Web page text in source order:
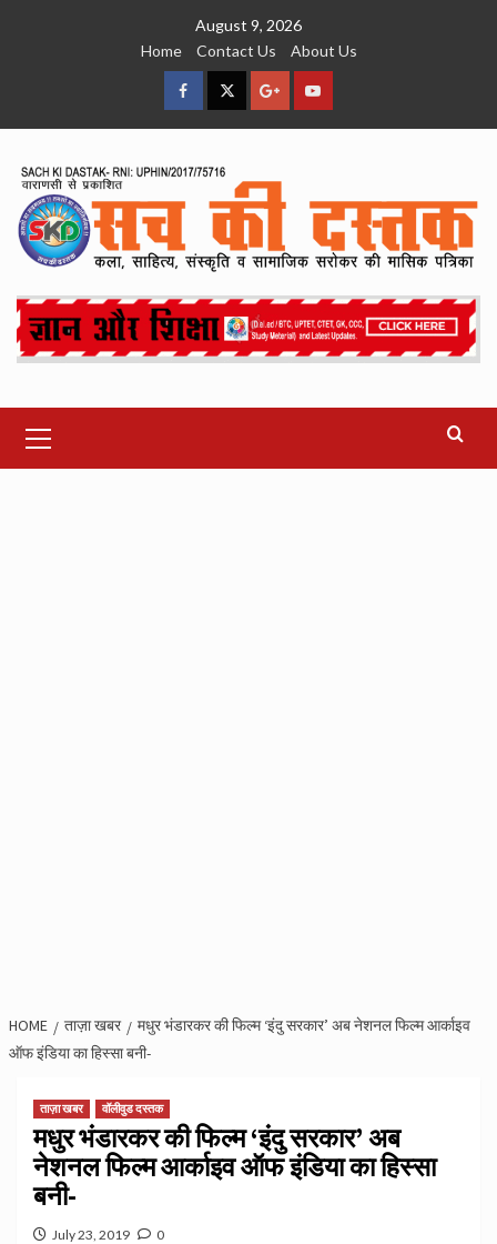
August 9, 2026
Home
Contact Us About Us
facebookTwitterGoogleYouTube
Menu
HOME ताज़ा खबर
मधुर भंडारकर की फिल्‍म ‘इंदु सरकार’ अब नेशनल फिल्म आर्काइव
ऑफ इंडिया का हिस्‍सा बनी-
ताज़ा खबर वॉलीवुड दस्तक
मधुर भंडारकर की फिल्‍म ‘इंदु सरकार’ अब
नेशनल फिल्म आर्काइव ऑफ इंडिया का हिस्‍सा
बनी-
July 23, 2019 0